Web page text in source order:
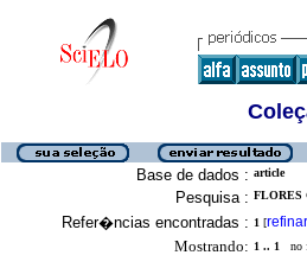
Base de dados : article
Pesquisa : FLORES
Refer�ncias encontradas : 1 [refinar
Mostrando: 1 .. 1 no